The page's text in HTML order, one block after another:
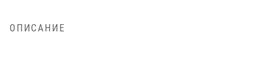
ОПИСАНИЕ